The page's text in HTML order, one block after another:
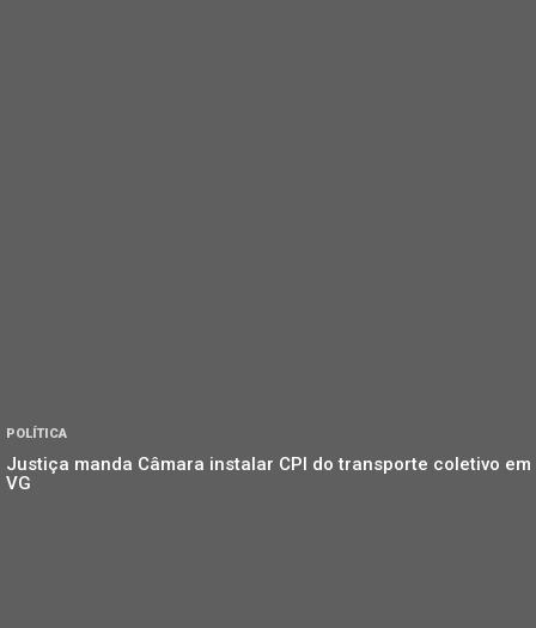
POLÍTICA
Justiça manda Câmara instalar CPI do transporte coletivo em
VG